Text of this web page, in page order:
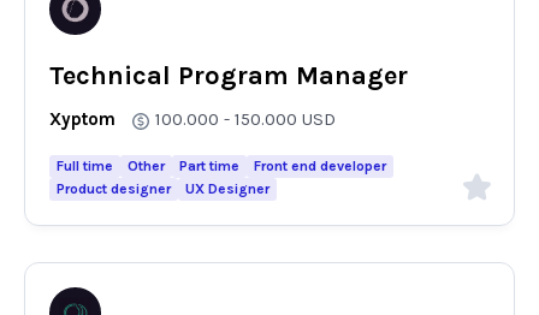
Technical Program Manager
Xyptom 100.000 - 150.000 USD
Full time Other Part time
Front end developer
Product designer
UX Designer